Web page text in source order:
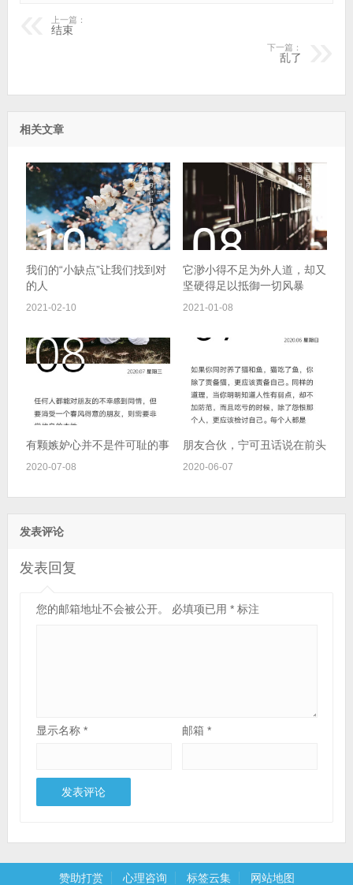
上一篇：
结束
下一篇：
乱了
相关文章
我们的“小缺点”让我们找到对
的人
2021-02-10
它渺小得不足为外人道，却又
坚硬得足以抵御一切风暴
2021-01-08
有颗嫉妒心并不是件可耻的事
2020-07-08
朋友合伙，宁可丑话说在前头
2020-06-07
发表评论
发表回复
您的邮箱地址不会被公开。 必填项已用 *标注
显示名称 * 邮箱*
赞助打赏 心理咨询 标签云集 网站地图